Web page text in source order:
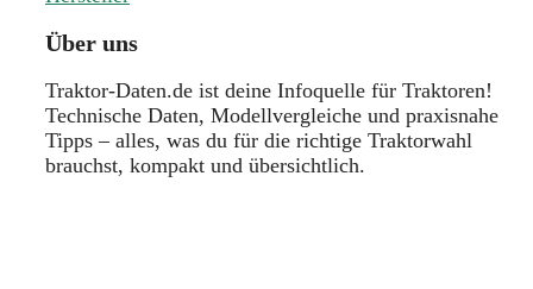
Über uns
Traktor-Daten.de ist deine Infoquelle für Traktoren!
Technische Daten, Modellvergleiche und praxisnahe
Tipps – alles, was du für die richtige Traktorwahl
brauchst, kompakt und übersichtlich.